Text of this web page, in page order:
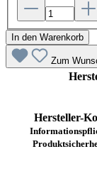
In den Warenkorb
Zum
Hersteller-